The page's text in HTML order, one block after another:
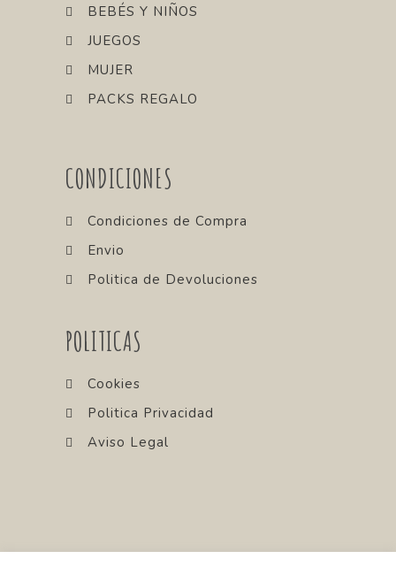
BEBÉS Y NIÑOS
JUEGOS
MUJER
PACKS REGALO
CONDICIONES
Condiciones de Compra
Envio
Politica de Devoluciones
POLITICAS
Cookies
Politica Privacidad
Aviso Legal